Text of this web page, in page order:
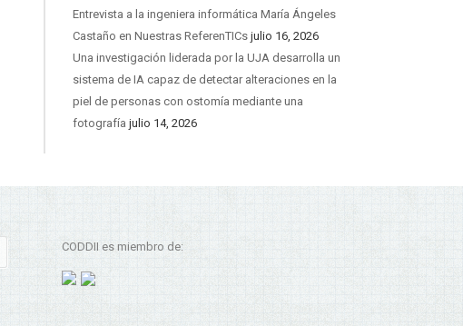
Entrevista a la ingeniera informática María Ángeles
Castaño en Nuestras ReferenTICs julio 16, 2026
Una investigación liderada por la UJA desarrolla un
sistema de IA capaz de detectar alteraciones en la
piel de personas con ostomía mediante una
fotografía julio 14, 2026
CODDII es miembro de: